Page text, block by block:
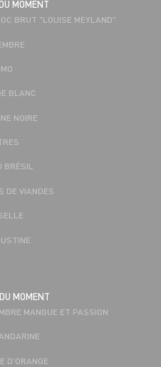
MOMENT
BRUT "LOUISE MEYLAND"
BLANC
NOIRE
BRÉSIL
DE VIANDES
MOMENT
MANGUE ET PASSION
D’ORANGE